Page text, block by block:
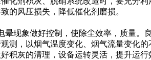
的风压损失，降低催化剂磨损。
现象做好控制，使除尘效率，质量。
，以烟气温度变化、烟气流量变化
灰的清理，设备运转灵活，提升运